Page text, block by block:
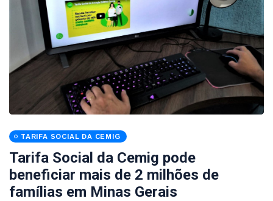
TARIFA SOCIAL DA CEMIG
Tarifa Social da Cemig pode
beneficiar mais de 2 milhões de
famílias em Minas Gerais